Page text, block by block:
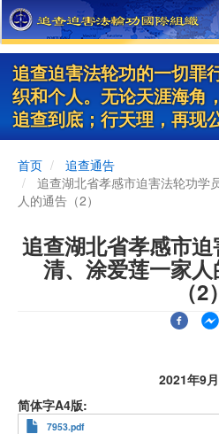
Skip
to
main
content
追查迫害法轮功的一切罪
织和个人。无论天涯海角
追查到底；行天理，再现
首页
追查通告
追查湖北省孝感市迫害法轮功学
人的通告（2）
追查湖北省孝感市
清、涂爱莲一家
（2）
2021年9
简体字A4版
7953.pdf